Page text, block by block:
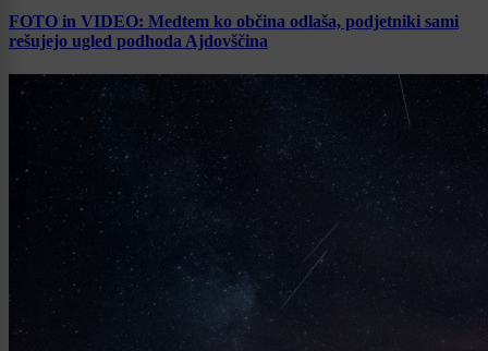
FOTO in VIDEO: Medtem ko občina odlaša, podjetniki sami
rešujejo ugled podhoda Ajdovščina